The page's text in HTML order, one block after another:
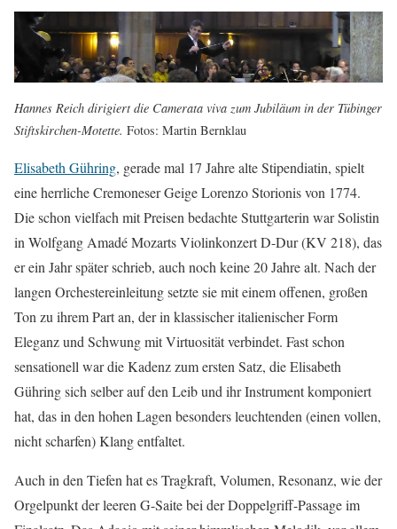
Hannes Reich dirigiert die Camerata viva zum Jubiläum in der Tübinger
Stiftskirchen-Motette. Fotos: Martin Bernklau
Elisabeth Gühring, gerade mal 17 Jahre alte Stipendiatin, spielt
eine herrliche Cremoneser Geige Lorenzo Storionis von 1774.
Die schon vielfach mit Preisen bedachte Stuttgarterin war Solistin
in Wolfgang Amadé Mozarts Violinkonzert D-Dur (KV 218), das
er ein Jahr später schrieb, auch noch keine 20 Jahre alt. Nach der
langen Orchestereinleitung setzte sie mit einem offenen, großen
Ton zu ihrem Part an, der in klassischer italienischer Form
Eleganz und Schwung mit Virtuosität verbindet. Fast schon
sensationell war die Kadenz zum ersten Satz, die Elisabeth
Gühring sich selber auf den Leib und ihr Instrument komponiert
hat, das in den hohen Lagen besonders leuchtenden (einen vollen,
nicht scharfen) Klang entfaltet.
Auch in den Tiefen hat es Tragkraft, Volumen, Resonanz, wie der
Orgelpunkt der leeren G-Saite bei der Doppelgriff-Passage im